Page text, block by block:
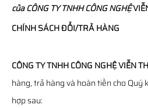
củaCÔNG TY TNHH CÔNG NGHỆ
CHÍNH SÁCH ĐỔI/TRẢ HÀNG
CÔNG TY TNHH CÔNG NGHỆ VIỄN
hàng, trả hàng và hoàn tiền cho Quý
hợp sau: